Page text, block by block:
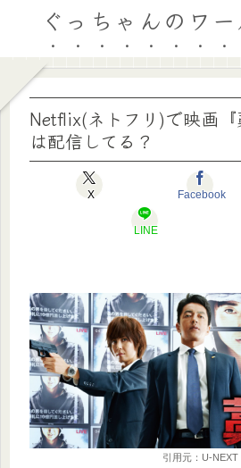
ぐっちゃんのワ
Netflix(ネトフリ)で映画
は配信してる？
X Facebook
LINE
引用元：U-NEXT